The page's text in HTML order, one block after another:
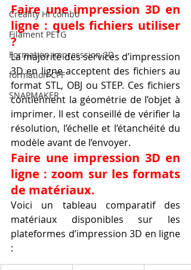
Creality HI combo
Filament PETG
Formation impresssion 3D
formation CPF
SNAPMAKER
Faire une impression 3D en
ligne : quels fichiers utiliser
?
La majorité des services d’impression
3D en ligne acceptent des fichiers au
format STL, OBJ ou STEP. Ces fichiers
contiennent la géométrie de l’objet à
imprimer. Il est conseillé de vérifier la
résolution, l’échelle et l’étanchéité du
modèle avant de l’envoyer.
Faire une impression 3D en
ligne : zoom sur les formats
de matériaux.
Voici un tableau comparatif des
matériaux disponibles sur les
plateformes d’impression 3D en ligne
: